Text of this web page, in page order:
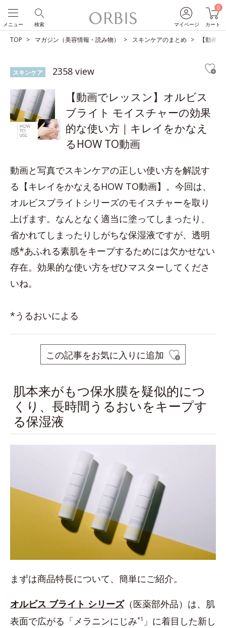
マイページ
0
カート
検索
メニュー
TOP マガジン（美容情報・読み物） スキンケアのまとめ 【動画
スキンケア 2358 view
【動画でレッスン】オルビス
ブライト モイスチャーの効果
的な使い方｜キレイをかなえ
るHOW TO動画
動画と写真でスキンケアの正しい使い方を解説す
る【キレイをかなえるHOW TO動画】。今回は、
オルビスブライトシリーズのモイスチャーを取り
上げます。なんとなく適当に塗ってしまったり、
省かれてしまったりしがちな保湿液ですが、透明
感*あふれる素肌をキープするためには欠かせない
存在。効果的な使い方をぜひマスターしてくださ
いね。
*うるおいによる
この記事をお気に入りに追加
肌本来がもつ保水膜を疑似的につ
くり、長時間うるおいをキープす
る保湿液
まずは商品特長について、簡単にご紹介。
オルビス ブライト シリーズ（医薬部外品）は、肌
表面で広がる「メラニンにじみ*1 」に着目した新し